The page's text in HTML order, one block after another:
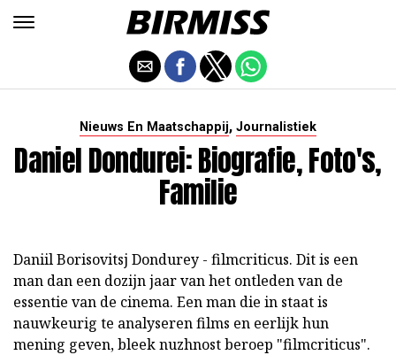
Nieuws En Maatschappij, Journalistiek
Daniel Dondurei: Biografie, Foto's,
Familie
Daniil Borisovitsj Dondurey - filmcriticus. Dit is een
man dan een dozijn jaar van het ontleden van de
essentie van de cinema. Een man die in staat is
nauwkeurig te analyseren films en eerlijk hun
mening geven, bleek nuzhnost beroep "filmcriticus".